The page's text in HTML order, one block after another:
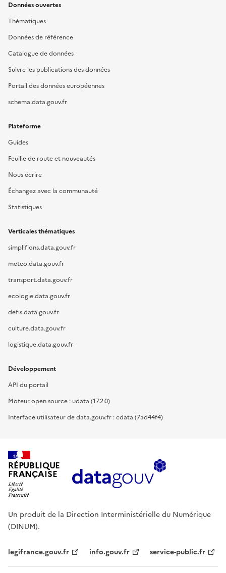
Données ouvertes
Thématiques
Données de référence
Catalogue de données
Suivre les publications des données
Portail des données européennes
schema.data.gouv.fr
Plateforme
Guides
Feuille de route et nouveautés
Nous écrire
Échangez avec la communauté
Statistiques
Verticales thématiques
simplifions.data.gouv.fr
meteo.data.gouv.fr
transport.data.gouv.fr
ecologie.data.gouv.fr
defis.data.gouv.fr
culture.data.gouv.fr
logistique.data.gouv.fr
Développement
API du portail
Moteur open source : udata (17.2.0)
Interface utilisateur de data.gouv.fr : cdata (7ad44f4)
RÉPUBLIQUE
FRANÇAISE
Un produit de la Direction Interministérielle du Numérique
(DINUM).
legifrance.gouv.fr info.gouv.fr service-public.fr